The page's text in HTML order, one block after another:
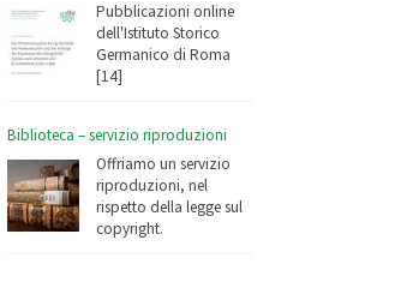
Pubblicazioni online
dell'Istituto Storico
Germanico di Roma
[14]
Biblioteca – servizio riproduzioni
Offriamo un servizio
riproduzioni, nel
rispetto della legge sul
copyright.